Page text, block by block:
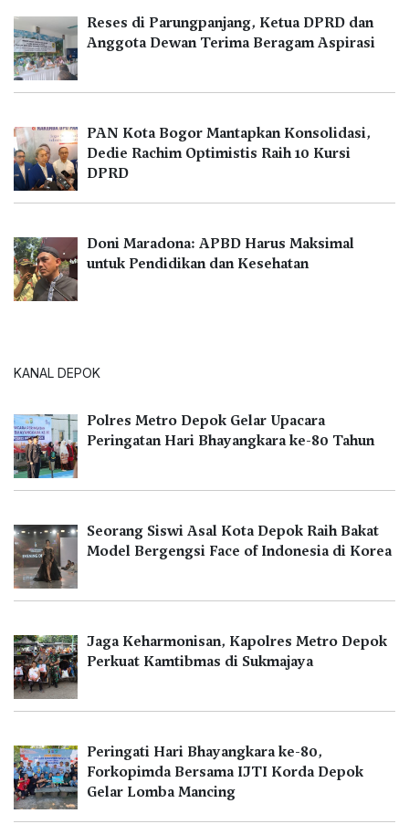
Reses di Parungpanjang, Ketua DPRD dan
Anggota Dewan Terima Beragam Aspirasi
PAN Kota Bogor Mantapkan Konsolidasi,
Dedie Rachim Optimistis Raih 10 Kursi
DPRD
Doni Maradona: APBD Harus Maksimal
untuk Pendidikan dan Kesehatan
KANAL DEPOK
Polres Metro Depok Gelar Upacara
Peringatan Hari Bhayangkara ke-80 Tahun
Seorang Siswi Asal Kota Depok Raih Bakat
Model Bergengsi Face of Indonesia di Korea
Jaga Keharmonisan, Kapolres Metro Depok
Perkuat Kamtibmas di Sukmajaya
Peringati Hari Bhayangkara ke-80,
Forkopimda Bersama IJTI Korda Depok
Gelar Lomba Mancing